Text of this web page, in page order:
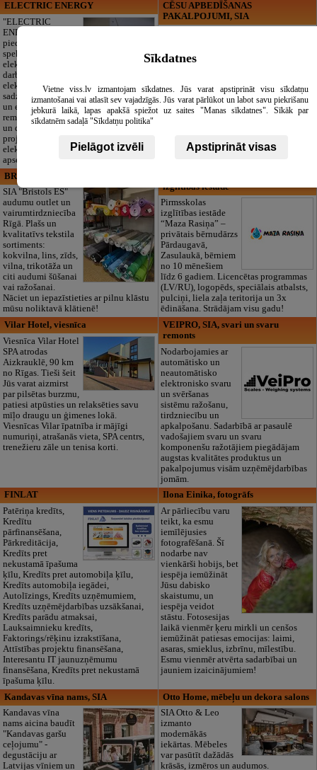
ELECTRIC ENERGY
"ELECTRIC
ENERGY Kandava"
piedāvā pilna
spektra
elektromontāžas
darbus,
elektroinstalācijas,
sadzīves tehnikas
un elektronikas
remontu, vājstrāvas
un drošības sistēmu izbūvi, kā arī
projektēšanu, mērījumus un
elektrosaimniecības drošības riskus
apsekošanu.
CĒSU APBEDĪŠANAS
PAKALPOJUMI, SIA
Mēs parūpēsimies
par visu — no
organizēšanas un
dokumentu
noformēšanas līdz transportam un
godināšanai.
BRISTOLS ES, SIA
SIA "Bristols ES"
audumu outlet un
vairumtirdzniecība
Rīgā. Plašs un
kvalitatīvs tekstila
sortiments:
kokvilna, lins, zīds,
vilna, trikotāža un
citi audumi šūšanai
vai ražošanai.
Nāciet un iepazīstieties ar pilnu klāstu
mūsu noliktavā klātienē!
izglītības iestāde
Pirmsskolas
izglītības iestāde
“Maza Rasiņa” –
privātais bērnudārzs
Pārdaugavā,
Zasulaukā, bērniem
no 10 mēnešiem
līdz 6 gadiem. Licencētas programmas
(LV/RU), logopēds, speciālais atbalsts,
pulciņi, liela zaļa teritorija un 3x
ēdināšana. Strādājam visu gadu!
Vilar Hotel, viesnīca
Viesnīca Vilar Hotel
SPA atrodas
Aizkrauklē, 90 km
no Rīgas. Tieši šeit
Jūs varat aizmirst
par pilsētas burzmu,
patiesi atpūsties un relaksēties savu
mīļo draugu un ģimenes lokā.
Viesnīcas Vilar īpatnība ir mājīgi
numuriņi, atrašanās vieta, SPA centrs,
trenežieru zāle un tenisa korti.
VEIPRO, SIA, svari un svaru
remonts
Nodarbojamies ar
automātisko un
neautomātisko
elektronisko svaru
un svēršanas
sistēmu ražošanu,
tirdzniecību un
apkalpošanu. Sadarbībā ar pasaulē
vadošajiem svaru un svaru
komponenšu ražotājiem piegādājam
augstas kvalitātes produktus un
pakalpojumus visām uzņēmējdarbības
jomām.
FINLAT
Patēriņa kredīts,
Kredītu
pārfinansēšana,
Pārkreditācija,
Kredīts pret
nekustamā īpašuma
ķīlu, Kredīts pret automobiļa ķīlu,
Kredīts automobiļa iegādei,
Autolīzings, Kredīts uzņēmumiem,
Kredīts uzņēmējdarbības uzsākšanai,
Kredīts parādu atmaksai,
Lauksaimnieku kredīts,
Faktorings/rēķinu izrakstīšana,
Attīstības projektu finansēšana,
Interesantu IT jaunuzņēmumu
finansēšana, Kredīts pret nekustamā
īpašuma ķīlu.
Ilona Einika, fotogrāfs
Ar pārliecību varu
teikt, ka esmu
iemīlējusies
fotografēšanā. Šī
nodarbe nav
vienkārši hobijs, bet
iespēja iemūžināt
Jūsu dabisko
skaistumu, un
iespēja veidot
stāstu. Fotosesijas
laikā vienmēr ķeru mirkli un cenšos
iemūžināt patiesas emocijas: laimi,
asaras, smieklus, izbrīnu, mīlestību.
Esmu vienmēr atvērta sadarbībai un
jauniem izaicinājumiem!
Kandavas vīna nams, SIA
Kandavas vīna
nams aicina baudīt
"Kandavas garšu
ceļojumu" -
degustāciju ar
Latvijas vīniem un
Otto Home, mēbeļu un dekora salons
SIA Otto & Leo
izmanto
modernākās
iekārtas. Mēbeles
var pasūtīt dažādās
krāsās, izmēros un audumos.
Sīkdatnes
Vietne viss.lv izmantojam sīkdatnes. Jūs varat apstiprināt visu sīkdatņu
izmantošanai vai atlasīt sev vajadzīgās. Jūs varat pārlūkot un labot savu piekrišanu
jebkurā laikā, lapas apakšā spiežot uz saites "Manas sīkdatnes". Sīkāk par
sīkdatnēm sadaļā "Sīkdatņu politika"
Pielāgot izvēli Apstiprināt visas